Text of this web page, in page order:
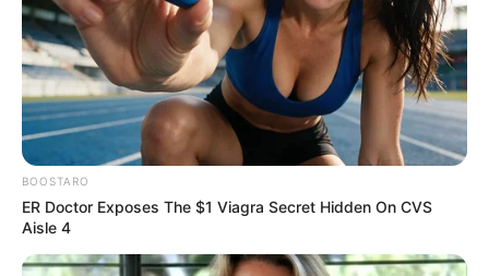
BOOSTARO
ER Doctor Exposes The $1 Viagra Secret Hidden On CVS
Aisle 4